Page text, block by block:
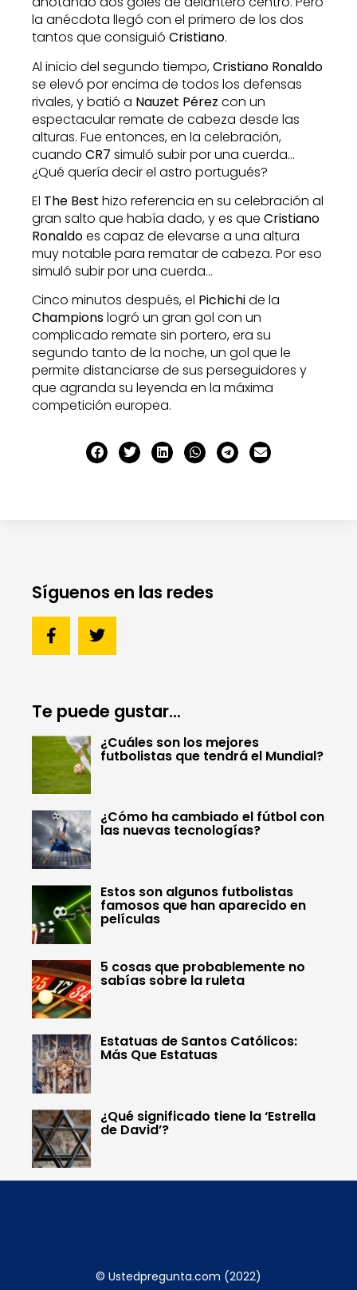
la anécdota llegó con el primero de los dos
tantos que consiguió Cristiano.
Al inicio del segundo tiempo,Cristiano Ronaldo
se elevó por encima de todos los defensas
rivales, y batió a Nauzet Pérez con un
espectacular remate de cabeza desde las
alturas. Fue entonces, en la celebración,
cuando CR7 simuló subir por una cuerda…
¿Qué quería decir el astro portugués?
El The Best hizo referencia en su celebración al
gran salto que había dado, y es que Cristiano
Ronaldoes capaz de elevarse a una altura
muy notable para rematar de cabeza. Por eso
simuló subir por una cuerda…
Cinco minutos después, el Pichichide la
Championslogró un gran gol con un
complicado remate sin portero, era su
segundo tanto de la noche, un gol que le
permite distanciarse de sus perseguidores y
que agranda su leyenda en la máxima
competición europea.
Síguenos en las redes
Te puede gustar...
¿Cuáles son los mejores
futbolistas que tendrá el Mundial?
¿Cómo ha cambiado el fútbol con
las nuevas tecnologías?
Estos son algunos futbolistas
famosos que han aparecido en
películas
5 cosas que probablemente no
sabías sobre la ruleta
Estatuas de Santos Católicos:
Más Que Estatuas
¿Qué significado tiene la ‘Estrella
de David’?
© Ustedpregunta.com (2022)